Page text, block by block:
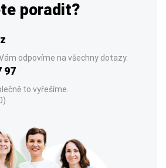
poradit?
odpovíme na všechny dotazy.
97
to vyřešíme.